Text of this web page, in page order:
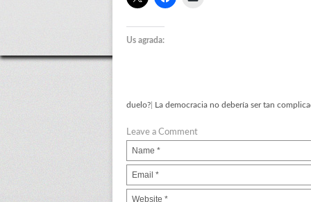
Us agrada:
duelo? La democracia no deberí­a ser tan
Leave a Comment